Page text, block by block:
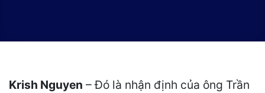
Krish Nguyen – Đó là nhận định của ông Trần